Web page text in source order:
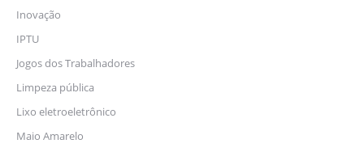
Inovação
IPTU
Jogos dos Trabalhadores
Limpeza pública
Lixo eletroeletrônico
Maio Amarelo